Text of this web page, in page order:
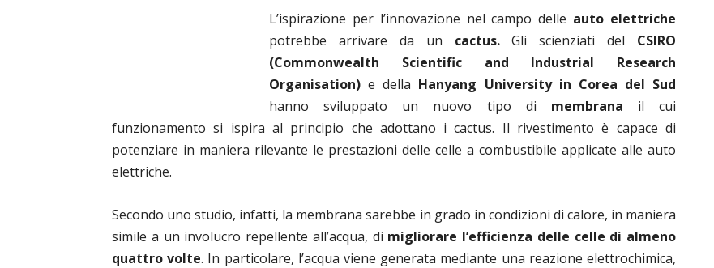
L’ispirazione per l’innovazione nel campo delle auto elettriche
potrebbe arrivare da un cactus.Gli scienziati del CSIRO
(Commonwealth Scientific and Industrial Research
Organisation) e della Hanyang University in Corea del Sud
hanno sviluppato un nuovo tipo di membrana il cui
funzionamento si ispira al principio che adottano i cactus. Il rivestimento è capace di
potenziare in maniera rilevante le prestazioni delle celle a combustibile applicate alle auto
elettriche.
Secondo uno studio, infatti, la membrana sarebbe in grado in condizioni di calore, in maniera
simile a un involucro repellente all’acqua, di migliorare l’efficienza delle celle di almeno
quattro volte. In particolare, l’acqua viene generata mediante una reazione elettrochimica,